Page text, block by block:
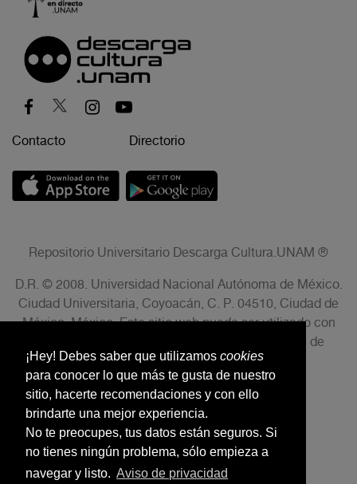
¡Hey! Debes saber que utilizamos cookies
para conocer lo que más te gusta de nuestro
sitio, hacerte recomendaciones y con ello
brindarte una mejor experiencia.
No te preocupes, tus datos están seguros. Si
no tienes ningún problema, sólo empieza a
navegar y listo. Aviso de privacidad
Contacto Directorio
Repositorio Universitario Descarga Cultura.UNAM ®
D.R. © 2008. Universidad Nacional Autónoma de México.
Ciudad Universitaria, Coyoacán, C. P. 04510, Ciudad de
México, México. Este sitio web puede ser utilizado con
fines no lucrativos siempre que se cite la fuente de
conformidad con el AVISO LEGAL.